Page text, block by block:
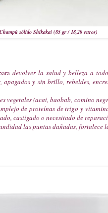
Champú sólido Shikakai (85 gr / 18,20 euros)
devolver la salud y belleza a
apagados y sin brillo, rebeldes,
vegetales (acai, baobab, comino
de proteínas de trigo y
castigado o necesitado de
las puntas dañadas,